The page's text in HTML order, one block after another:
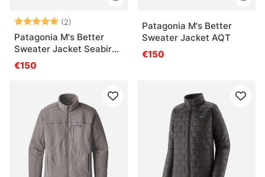
Note: (2)
Patagonia M's Better
Sweater Jacket Seabird
Grey
€150
Patagonia M's Better
Sweater Jacket AQT
€150